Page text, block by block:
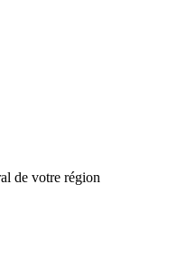
de votre région